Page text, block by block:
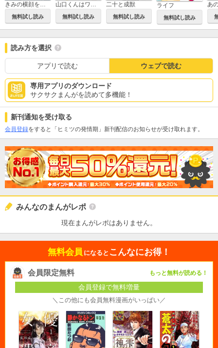
無料試し読み 無料試し読み
二十と成獣
無料試し読み
ライフ
無料試し読み
あ
読み方を選択
アプリで読む ウェブで読む
専用アプリのダウンロード
サクサクまんがを読めて多機能！
新刊通知を受け取る
会員登録をすると「ヒミツの発情期」新刊配信のお知らせが受け取れます。
みんなのまんがレポ
現在まんがレポはありません。
無料会員 になると こんなにお得！
会員限定無料 もっと無料が読める！
会員登録で無料増量
＼この他にも会員無料漫画がいっぱい／